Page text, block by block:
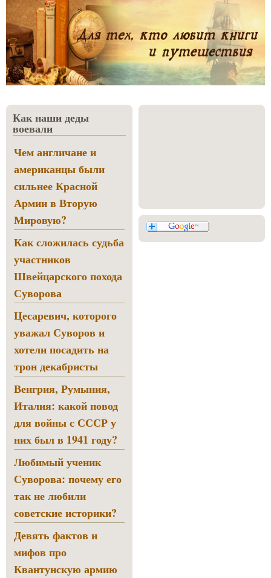
Как наши деды
воевали
Чем англичане и
американцы были
сильнее Красной
Армии в Вторую
Мировую?
Как сложилась судьба
участников
Швейцарского похода
Суворова
Цесаревич, которого
уважал Суворов и
хотели посадить на
трон декабристы
Венгрия, Румыния,
Италия: какой повод
для войны с СССР у
них был в 1941 году?
Любимый ученик
Суворова: почему его
так не любили
советские историки?
Девять фактов и
мифов про
Квантунскую армию